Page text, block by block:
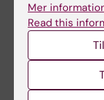
Uppdaterad av:
2017-
Dela
Mer
Read this